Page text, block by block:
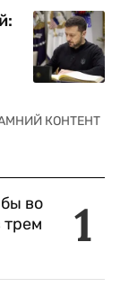
1
во
трем